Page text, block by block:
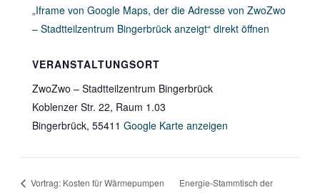
VERANSTALTUNGSORT
ZwoZwo – Stadtteilzentrum Bingerbrück
Koblenzer Str. 22, Raum 1.03
Bingerbrück, 55411 Google Karte anzeigen
von
Google
Maps
„Iframe von Google Maps, der die Adresse von ZwoZwo
– Stadtteilzentrum Bingerbrück anzeigt“ direkt öffnen
Vortrag: Kosten für Wärmepumpen
Energie-Stammtisch der